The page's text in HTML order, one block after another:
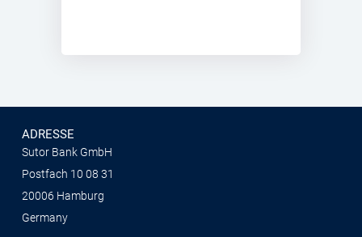
ADRESSE
Sutor Bank GmbH
Postfach 10 08 31
20006 Hamburg
Germany